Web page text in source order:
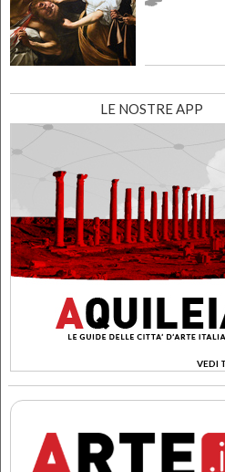
LE NOSTRE APP
VEDI
>